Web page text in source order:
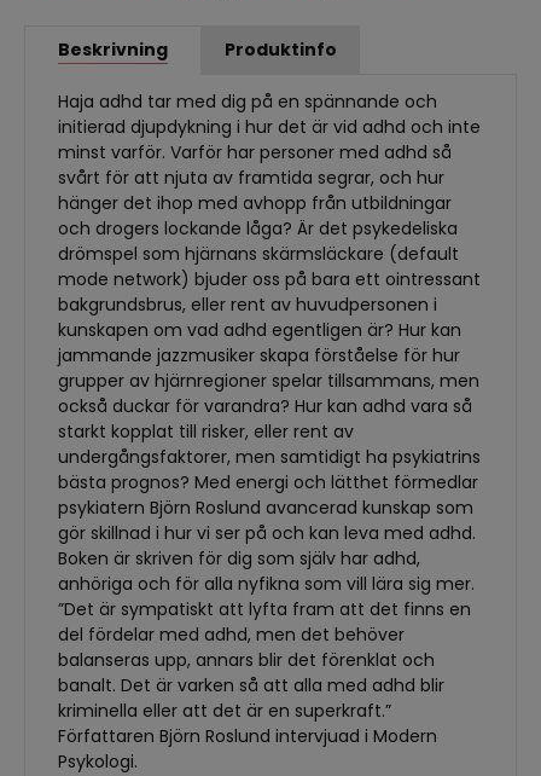
Beskrivning Produktinfo
Haja adhd tar med dig på en spännande och
initierad djupdykning i hur det är vid adhd och inte
minst varför. Varför har personer med adhd så
svårt för att njuta av framtida segrar, och hur
hänger det ihop med avhopp från utbildningar
och drogers lockande låga? Är det psykedeliska
drömspel som hjärnans skärmsläckare (default
mode network) bjuder oss på bara ett ointressant
bakgrundsbrus, eller rent av huvudpersonen i
kunskapen om vad adhd egentligen är? Hur kan
jammande jazzmusiker skapa förståelse för hur
grupper av hjärnregioner spelar tillsammans, men
också duckar för varandra? Hur kan adhd vara så
starkt kopplat till risker, eller rent av
undergångsfaktorer, men samtidigt ha psykiatrins
bästa prognos? Med energi och lätthet förmedlar
psykiatern Björn Roslund avancerad kunskap som
gör skillnad i hur vi ser på och kan leva med adhd.
Boken är skriven för dig som själv har adhd,
anhöriga och för alla nyfikna som vill lära sig mer.
”Det är sympatiskt att lyfta fram att det finns en
del fördelar med adhd, men det behöver
balanseras upp, annars blir det förenklat och
banalt. Det är varken så att alla med adhd blir
kriminella eller att det är en superkraft.”
Författaren Björn Roslund intervjuad i Modern
Psykologi.